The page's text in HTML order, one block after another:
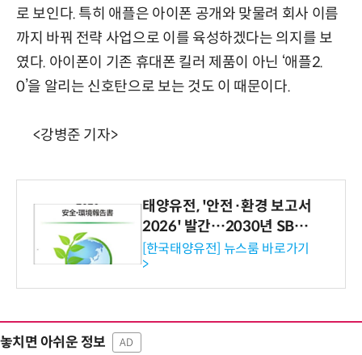
로 보인다. 특히 애플은 아이폰 공개와 맞물려 회사 이름
까지 바꿔 전략 사업으로 이를 육성하겠다는 의지를 보
였다. 아이폰이 기존 휴대폰 킬러 제품이 아닌 ‘애플2.
0’을 알리는 신호탄으로 보는 것도 이 때문이다.
<강병준 기자>
태양유전, '안전·환경 보고서
2026' 발간…2030년 SBT
수준 온실가스 감축 추진
[한국태양유전] 뉴스룸 바로가기
>
놓치면 아쉬운 정보 AD